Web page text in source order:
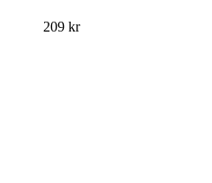
209 kr